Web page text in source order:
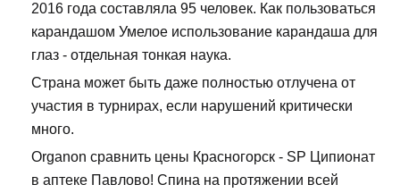
2016 года составляла 95 человек. Как пользоваться
карандашом Умелое использование карандаша для
глаз - отдельная тонкая наука.
Страна может быть даже полностью отлучена от
участия в турнирах, если нарушений критически
много.
Organon сравнить цены Красногорск - SP Ципионат
в аптеке Павлово! Спина на протяжении всей